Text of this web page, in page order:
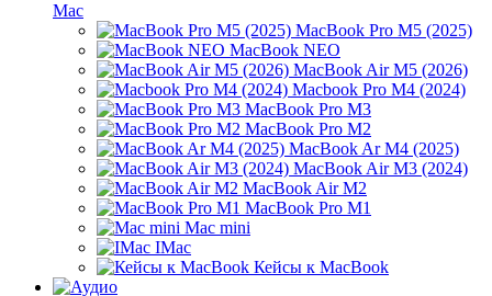
Mac
MacBook Pro M5 (2025)
MacBook NEO
MacBook Air M5 (2026)
Macbook Pro M4 (2024)
MacBook Pro M3
MacBook Pro M2
MacBook Ar M4 (2025)
MacBook Air M3 (2024)
MacBook Air M2
MacBook Pro M1
Mac mini
IMac
Кейсы к MacBook